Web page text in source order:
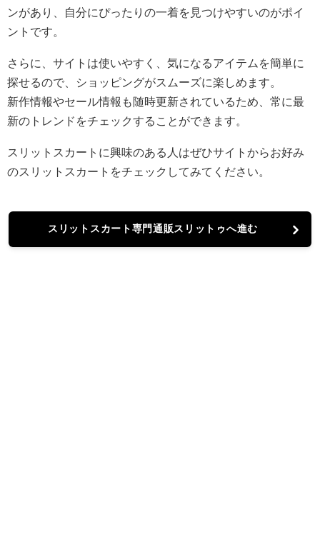
ンがあり、自分にぴったりの一着を見つけやすいのがポイ
ントです。
さらに、サイトは使いやすく、気になるアイテムを簡単に
探せるので、ショッピングがスムーズに楽しめます。
新作情報やセール情報も随時更新されているため、常に最
新のトレンドをチェックすることができます。
スリットスカートに興味のある人はぜひサイトからお好み
のスリットスカートをチェックしてみてください。
スリットスカート専門通販スリットゥへ進む